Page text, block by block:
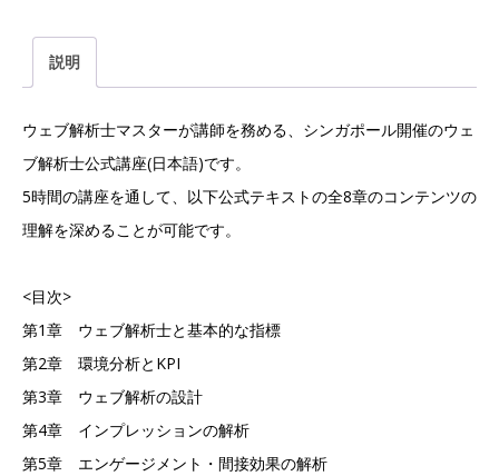
説明
ウェブ解析士マスターが講師を務める、シンガポール開催のウェ
ブ解析士公式講座(日本語)です。
5時間の講座を通して、以下公式テキストの全8章のコンテンツの
理解を深めることが可能です。
<目次>
第1章 ウェブ解析士と基本的な指標
第2章 環境分析とKPI
第3章 ウェブ解析の設計
第4章 インプレッションの解析
第5章 エンゲージメント・間接効果の解析